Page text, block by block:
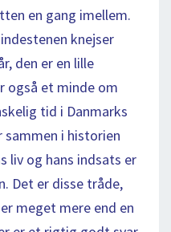
en gang imellem.
knejser
den er en lille
også et minde om
tid i Danmarks
i historien
liv og hans indsats er
Det er disse tråde,
meget mere end en